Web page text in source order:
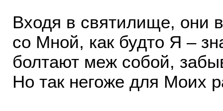
Входя в святилище, они
со Мной, как будто Я –
болтают меж собой,
Но так негоже для Моих